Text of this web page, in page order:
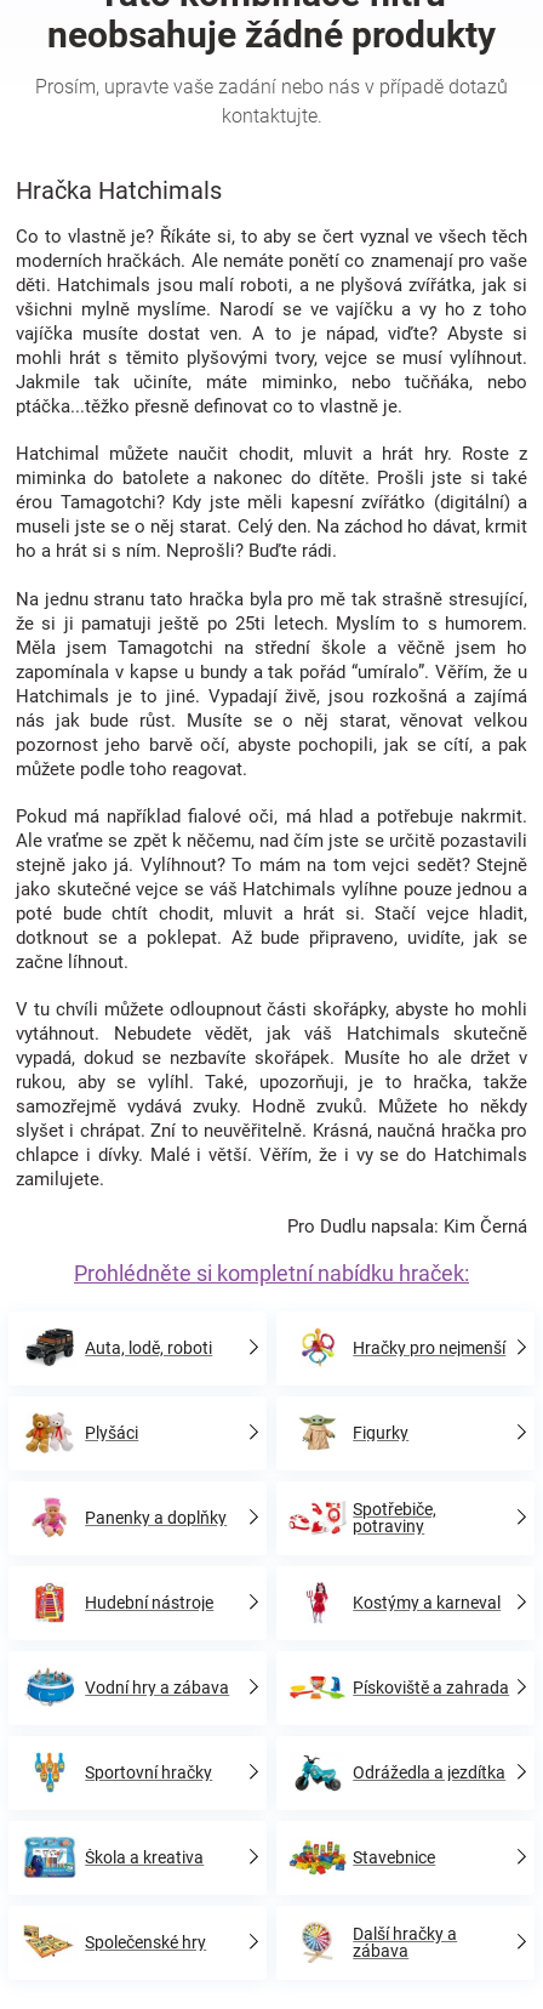
zábava
pro
děti
Těhotenské
oblečení
Novinky
Blog
Hračkářství
Přihlášení
Hračka Hatchimals
Co to vlastně je? Říkáte si, to aby se čert vyznal ve všech těch
moderních hračkách. Ale nemáte ponětí co znamenají pro vaše
děti. Hatchimals jsou malí roboti, a ne plyšová zvířátka, jak si
všichni mylně myslíme. Narodí se ve vajíčku a vy ho z toho
vajíčka musíte dostat ven. A to je nápad, viďte? Abyste si
mohli hrát s těmito plyšovými tvory, vejce se musí vylíhnout.
Jakmile tak učiníte, máte miminko, nebo tučňáka, nebo
ptáčka...těžko přesně definovat co to vlastně je.
Hatchimal můžete naučit chodit, mluvit a hrát hry. Roste z
miminka do batolete a nakonec do dítěte. Prošli jste si také
érou Tamagotchi? Kdy jste měli kapesní zvířátko (digitální) a
museli jste se o něj starat. Celý den. Na záchod ho dávat, krmit
ho a hrát si s ním. Neprošli? Buďte rádi.
Na jednu stranu tato hračka byla pro mě tak strašně stresující,
že si ji pamatuji ještě po 25ti letech. Myslím to s humorem.
Měla jsem Tamagotchi na střední škole a věčně jsem ho
zapomínala v kapse u bundy a tak pořád “umíralo”. Věřím, že u
Hatchimals je to jiné. Vypadají živě, jsou rozkošná a zajímá
nás jak bude růst. Musíte se o něj starat, věnovat velkou
pozornost jeho barvě očí, abyste pochopili, jak se cítí, a pak
můžete podle toho reagovat.
Pokud má například fialové oči, má hlad a potřebuje nakrmit.
Ale vraťme se zpět k něčemu, nad čím jste se určitě pozastavili
stejně jako já. Vylíhnout? To mám na tom vejci sedět? Stejně
jako skutečné vejce se váš Hatchimals vylíhne pouze jednou a
poté bude chtít chodit, mluvit a hrát si. Stačí vejce hladit,
dotknout se a poklepat. Až bude připraveno, uvidíte, jak se
začne líhnout.
V tu chvíli můžete odloupnout části skořápky, abyste ho mohli
vytáhnout. Nebudete vědět, jak váš Hatchimals skutečně
vypadá, dokud se nezbavíte skořápek. Musíte ho ale držet v
rukou, aby se vylíhl. Také, upozorňuji, je to hračka, takže
samozřejmě vydává zvuky. Hodně zvuků. Můžete ho někdy
slyšet i chrápat. Zní to neuvěřitelně. Krásná, naučná hračka pro
chlapce i dívky. Malé i větší. Věřím, že i vy se do Hatchimals
zamilujete.
Pro Dudlu napsala: Kim Černá
Prohlédněte si kompletní nabídku hraček:
Auta, lodě, roboti Hračky pro nejmenší
Plyšáci Figurky
Panenky a doplňky
Spotřebiče,
potraviny
Hudební nástroje Kostýmy a karneval
Vodní hry a zábava Pískoviště a zahrada
Sportovní hračky Odrážedla a jezdítka
Škola a kreativa Stavebnice
Společenské hry
Další hračky a
zábava